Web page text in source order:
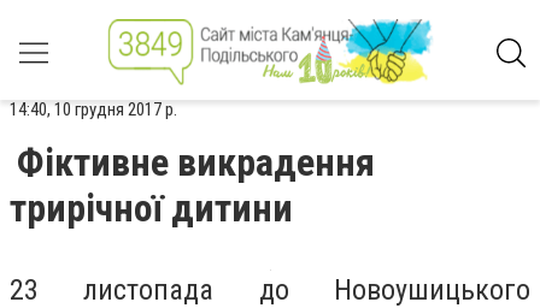
14:40, 10 грудня 2017 р.
Фіктивне викрадення
трирічної дитини
23 листопада до Новоушицького